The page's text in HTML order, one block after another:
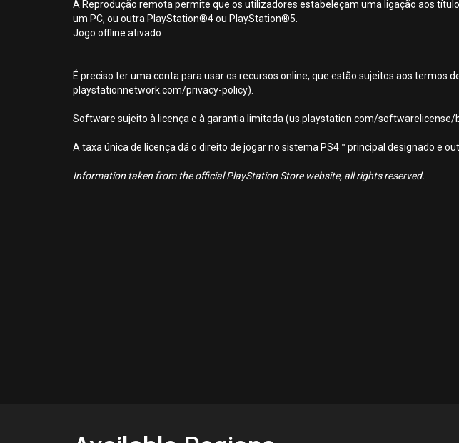
A Reprodução remota permite que os utilizadores estabeleçam uma ligação aos
um PC, ou outra PlayStation®4 ou PlayStation®5.
Jogo offline ativado
É preciso ter uma conta para usar os recursos online, que estão sujeitos aos
playstationnetwork.com/privacy-policy).
Software sujeito à licença e à garantia limitada (us.playstation.com/softwarelicense/
A taxa única de licença dá o direito de jogar no sistema PS4™ principal designado e
Information taken from the official PlayStation Store website, all rights reserved.